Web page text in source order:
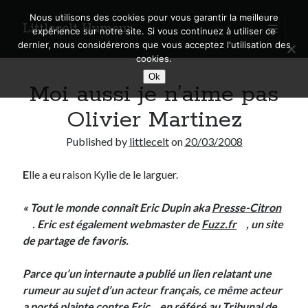
Littlecelt Humeur
open
primary
menu
Sidebar
Search
Derniers articles
Municipales 2026 : Lyon, Métropole et Caluire, mon choix pour l’avenir
Explorez les Chemins Enchantés à Vélo : Aventures Familiales près de
Lyon !
Quel Lyonnais es-tu, Renaud Ducher ?
Lyon ?
Comment je vis ma vie sur un vélo
Moi aussi je n’aime pas
Olivier Martinez
Published by littlecelton 20/03/2008
Elle a eu raison Kylie de le larguer.
« Tout le monde connaît Eric Dupin akaPresse-Citron
. Eric est également webmaster deFuzz.fr
, un site
de partage de favoris.
Parce qu’un internaute a publié un lien relatant une
rumeur au sujet d’un acteur français, ce même acteur
Nous utilisons des cookies pour vous garantir la meilleure
expérience sur notre site. Si vous continuez à utiliser ce
dernier, nous considérerons que vous acceptez l'utilisation des
cookies.
Ok